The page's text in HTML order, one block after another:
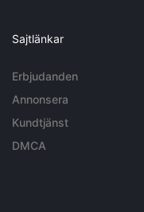
Sajtlänkar
Erbjudanden
Annonsera
Kundtjänst
DMCA